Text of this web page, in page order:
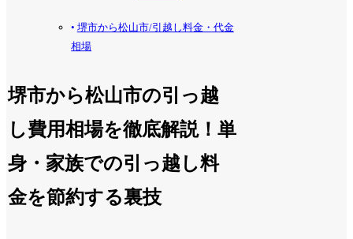
堺市から松山市/引越し料金・代金
相場
堺市から松山市の引っ越
し費用相場を徹底解説！単
身・家族での引っ越し料
金を節約する裏技